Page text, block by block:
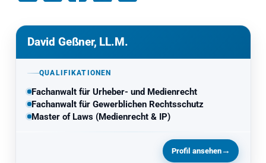
David Geßner, LL.M.
QUALIFIKATIONEN
Fachanwalt für Urheber- und Medienrecht
Fachanwalt für Gewerblichen Rechtsschutz
Master of Laws (Medienrecht & IP)
Profil ansehen→